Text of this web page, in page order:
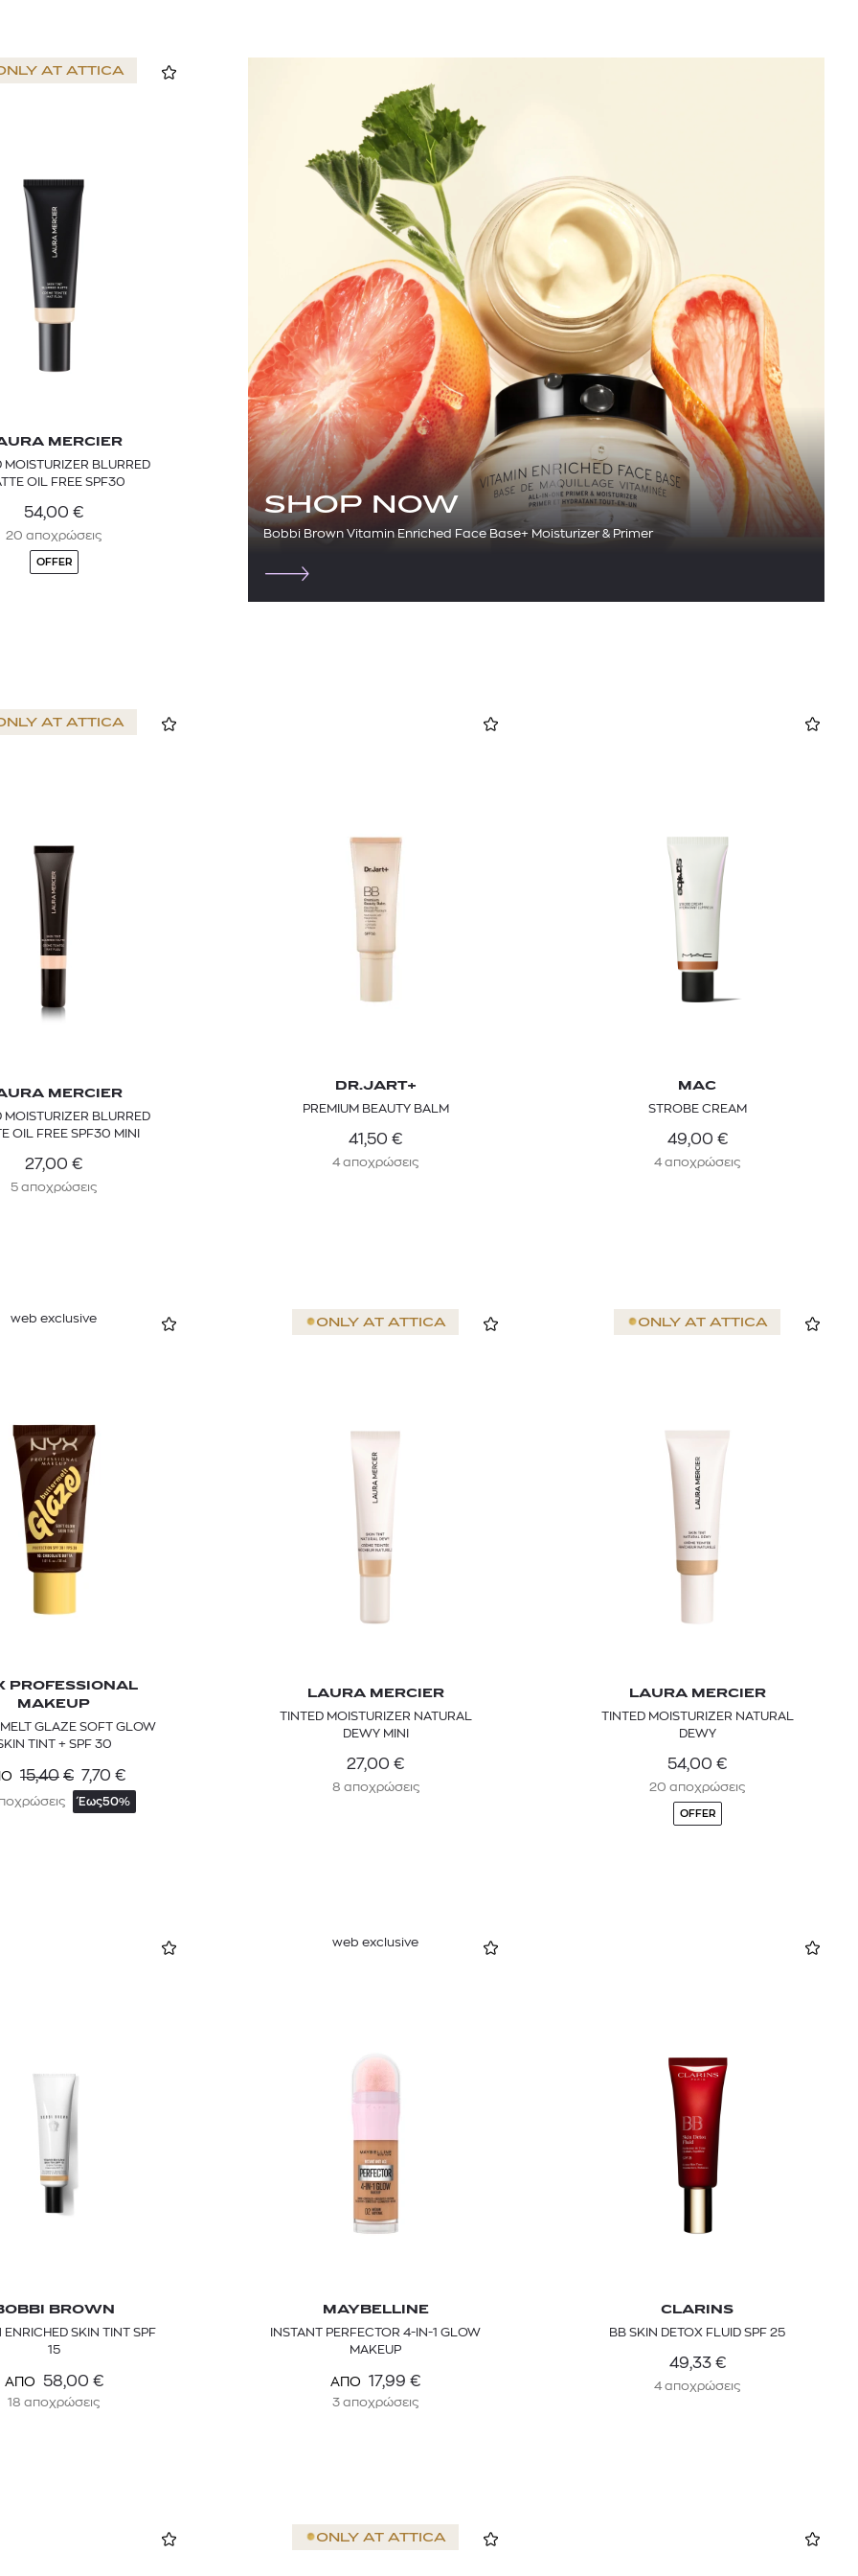
AT ATTICA
MERCIER
MOISTURIZER BLURRED
OIL FREE SPF30
54,00 €
20 αποχρώσεις
OFFER
SHOP NOW
Bobbi Brown Vitamin Enriched Face Base+ Moisturizer & Primer
AT ATTICA
MERCIER
MOISTURIZER BLURRED
OIL FREE SPF30 MINI
27,00 €
5 αποχρώσεις
DR.JART+
PREMIUM BEAUTY BALM
41,50 €
4 αποχρώσεις
MAC
STROBE CREAM
49,00 €
4 αποχρώσεις
web exclusive
PROFESSIONAL
MAKEUP
GLAZE SOFT GLOW
TINT + SPF 30
15,40 € 7,70 €
Έως50%
ONLY AT ATTICA
LAURA MERCIER
TINTED MOISTURIZER NATURAL
DEWY MINI
27,00 €
8 αποχρώσεις
ONLY AT ATTICA
LAURA MERCIER
TINTED MOISTURIZER NATURAL
DEWY
54,00 €
20 αποχρώσεις
OFFER
BROWN
ENRICHED SKIN TINT SPF
15
ΑΠΟ 58,00 €
18 αποχρώσεις
web exclusive
MAYBELLINE
INSTANT PERFECTOR 4-IN-1 GLOW
MAKEUP
ΑΠΟ 17,99 €
3 αποχρώσεις
CLARINS
BB SKIN DETOX FLUID SPF 25
49,33 €
4 αποχρώσεις
ONLY AT ATTICA